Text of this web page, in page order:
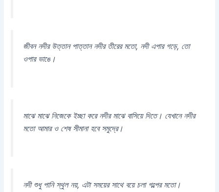
জীবন নদীর উত্তান পাত্তান নদীর তীরের মতো, নদী এপার গড়ে, তো
ওপার ভাঙে।
মাঝে মাঝে নিজেকে ইচ্ছা করে নদীর মাঝে বাসিয়ে দিতে। যেখানে নদীর
মতো আমার ও শেষ সীমানা হবে সমুদ্রে।
নদী শুধু পানি স্থুল নয়, এটা সময়ের সাথে বয়ে চলা গল্পের মতো।